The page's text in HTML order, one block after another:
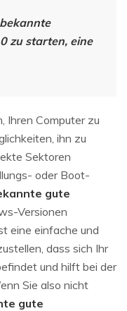
zu starten, eine
Ihren Computer zu
ihn zu
Sektoren
oder Boot-
gute
Versionen
eine einfache und
dass sich Ihr
und hilft bei der
Sie also nicht
gute